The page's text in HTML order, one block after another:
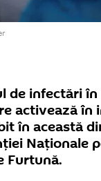
de infectări
activează
în această
Naționale
Furtună.